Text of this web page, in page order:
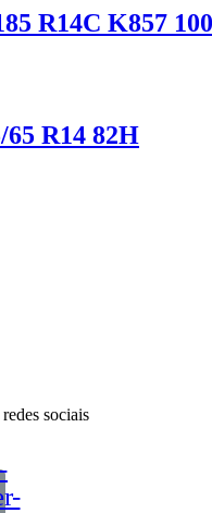
R14C K857
65 R14 82H
sociais